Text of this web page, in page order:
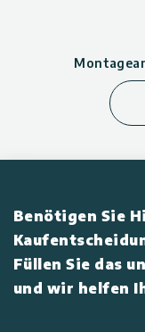
Benötigen Sie
Füllen Sie das
und wir helfen